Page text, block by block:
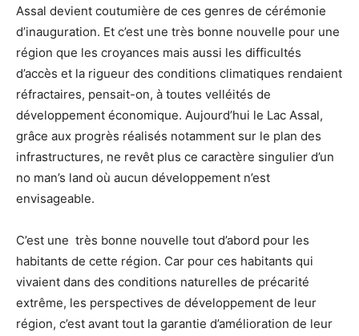
Assal devient coutumière de ces genres de cérémonie
d’inauguration. Et c’est une très bonne nouvelle pour une
région que les croyances mais aussi les difficultés
d’accès et la rigueur des conditions climatiques rendaient
réfractaires, pensait-on, à toutes velléités de
développement économique. Aujourd’hui le Lac Assal,
grâce aux progrès réalisés notamment sur le plan des
infrastructures, ne revêt plus ce caractère singulier d’un
no man’s land où aucun développement n’est
envisageable.
C’est une très bonne nouvelle tout d’abord pour les
habitants de cette région. Car pour ces habitants qui
vivaient dans des conditions naturelles de précarité
extrême, les perspectives de développement de leur
région, c’est avant tout la garantie d’amélioration de leur